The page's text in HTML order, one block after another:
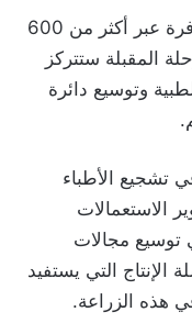
وأضاف أن هذه المنتجات أصبحت متوفرة عبر أكثر من 600
المقبلة ستتركز
وتوسيع دائرة
تشجيع الأطباء
الاستعمالات
توسيع مجالات
التي يستفيد
هذه الزراعة.